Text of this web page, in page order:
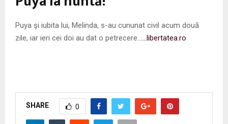
Puya şi iubita lui, Melinda, s-au cununat civil acum două
zile, iar ieri cei doi au dat o petrecere…
…libertatea.ro
SHARE 0